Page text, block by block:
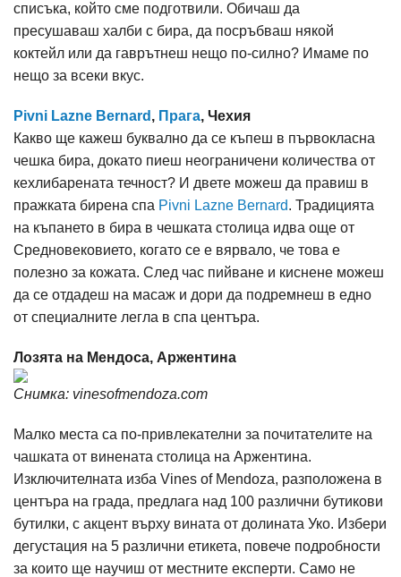
списъка, който сме подготвили. Обичаш да
пресушаваш халби с бира, да посръбваш някой
коктейл или да гаврътнеш нещо по-силно? Имаме по
нещо за всеки вкус.
Pivni Lazne Bernard , Прага, Чехия
Какво ще кажеш буквално да се къпеш в първокласна
чешка бира, докато пиеш неограничени количества от
кехлибарената течност? И двете можеш да правиш в
пражката бирена спа Pivni Lazne Bernard. Традицията
на къпането в бира в чешката столица идва още от
Средновековието, когато се е вярвало, че това е
полезно за кожата. След час пийване и киснене можеш
да се отдадеш на масаж и дори да подремнеш в едно
от специалните легла в спа центъра.
Лозята на Мендоса, Аржентина
Снимка: vinesofmendoza.com
Малко места са по-привлекателни за почитателите на
чашката от винената столица на Аржентина.
Изключителната изба Vines of Mendoza, разположена в
центъра на града, предлага над 100 различни бутикови
бутилки, с акцент върху вината от долината Уко. Избери
дегустация на 5 различни етикета, повече подробности
за които ще научиш от местните експерти. Само не